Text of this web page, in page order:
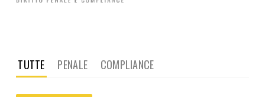
TUTTE PENALE COMPLIANCE